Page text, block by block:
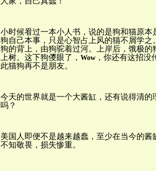
小时候㸔过一本小人书，说的是狗和猫原
狗自己本事，只是心智占上风的猫不屑学
狗的背上，由狗驼着过河。上岸后，饿极
上树。这下狗儍眼了， Wow，你还有这招没
此猫狗再不是朋友。
今天的世界就是一个大酱缸，还有说得清
吗？
美国人即便不是越来越蠢，至少在当今的酱
不知敬畏，损失惨重。